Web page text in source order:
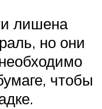
лишена
но они
чтобы